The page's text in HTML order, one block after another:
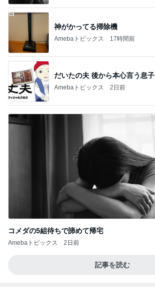
神がかってる掃除機
Amebaトピックス 17時間前
だいたの夫 後から本心言う息子
Amebaトピックス 2日前
コメダの5組待ちで諦めて帰宅
Amebaトピックス 2日前
記事を読む